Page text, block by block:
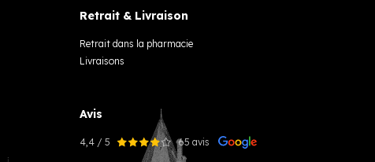
Retrait & Livraison
Retrait dans la pharmacie
Livraisons
Avis
4,4 / 5 65 avis